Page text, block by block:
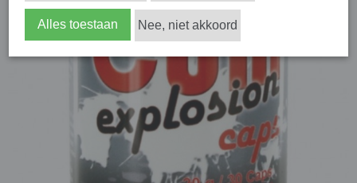
Alles toestaan Nee, niet akkoord